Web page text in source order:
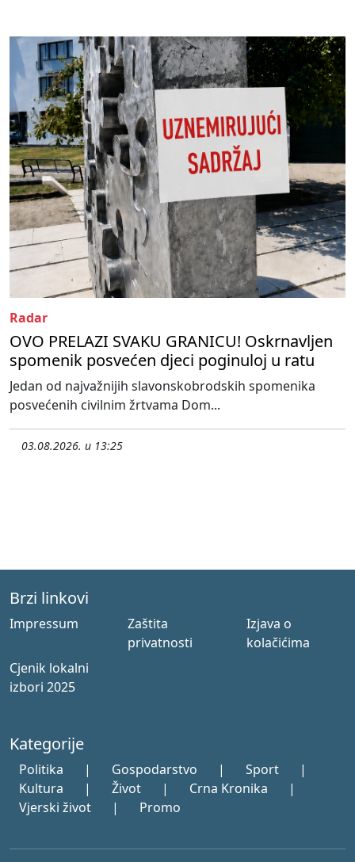
Radar
OVO PRELAZI SVAKU GRANICU! Oskrnavljen
spomenik posvećen djeci poginuloj u ratu
Jedan od najvažnijih slavonskobrodskih spomenika
posvećenih civilnim žrtvama Dom...
03.08.2026. u 13:25
Brzi linkovi
Impressum
Zaštita
privatnosti
Izjava o
kolačićima
Cjenik lokalni
izbori 2025
Kategorije
Politika | Gospodarstvo | Sport
|
Kultura
| Život | Crna Kronika
|
Vjerski život
| Promo